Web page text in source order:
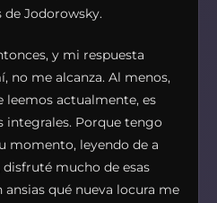
de Jodorowsky.
y mi respuesta
no me alcanza. Al menos,
leemos actualmente, es
integrales. Porque tengo
momento, leyendo de a
mucho de esas
ansias qué nueva locura me